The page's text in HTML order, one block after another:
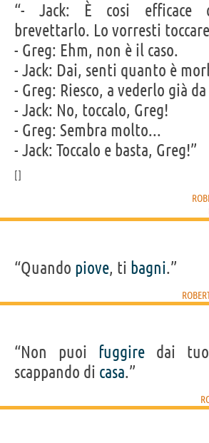
“- Jack: È cosi efficace
brevettarlo. Lo vorresti
- Greg: Ehm, non è il caso.
- Jack: Dai, senti quanto è
- Greg: Riesco, a vederlo già
- Jack: No, toccalo, Greg!
- Greg: Sembra molto...
- Jack: Toccalo e basta, Greg!”
“Quando piove, ti bagni.”
“Non puoi fuggire dai
scappando di casa.”